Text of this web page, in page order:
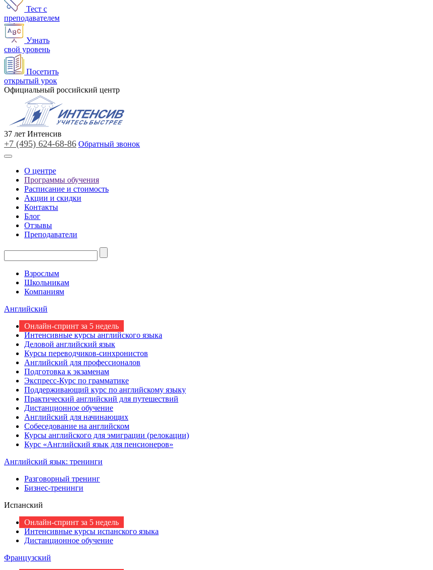
Тест с
преподавателем
Узнать
свой уровень
Посетить
открытый урок
Официальный российский центр
37 лет Интенсив
+7 (495) 624-68-86 Обратный звонок
О центре
Программы обучения
Расписание и стоимость
Акции и скидки
Контакты
Блог
Отзывы
Преподаватели
Взрослым
Школьникам
Компаниям
Английский
Онлайн-спринт за 5 недель
Интенсивные курсы английского языка
Деловой английский язык
Курсы переводчиков-синхронистов
Английский для профессионалов
Подготовка к экзаменам
Экспресс-Курс по грамматике
Поддерживающий курс по английскому языку
Практический английский для путешествий
Дистанционное обучение
Английский для начинающих
Собеседование на английском
Курсы английского для эмиграции (релокации)
Курс «Английский язык для пенсионеров»
Английский язык: тренинги
Разговорный тренинг
Бизнес-тренинги
Испанский
Онлайн-спринт за 5 недель
Интенсивные курсы испанского языка
Дистанционное обучение
Французский